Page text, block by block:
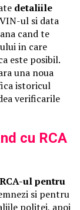
detaliile
ul si data
cand te
in care
este posibil.
una noua
istoricul
verificarile
cu RCA
RCA-ul pentru
si pentru
politei, apoi